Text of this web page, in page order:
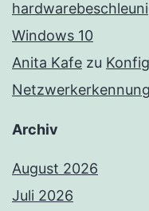
Windows 10
Anita Kafe zu
Archiv
August 2026
Juli 2026